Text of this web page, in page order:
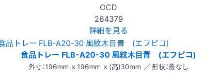
OCD
264379
詳細を見る
食品トレー FLB-A20-30 風紋木目青 (エフピコ)
外寸：196mm x 196mm x (高)30mm ／ 形状：蓋なし